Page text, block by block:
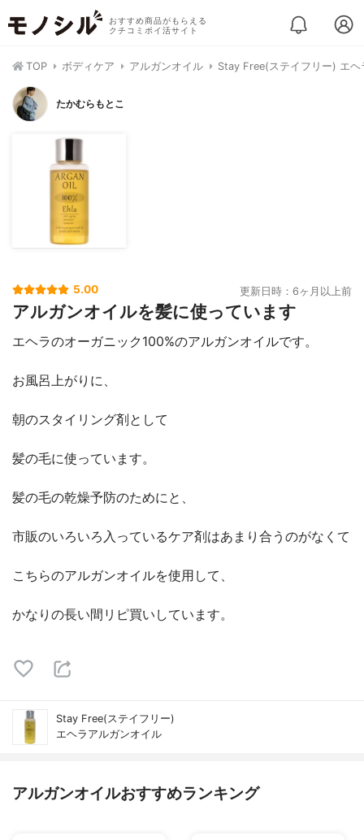
おすすめ商品がもらえる
クチコミポイ活サイト
TOP ボディケア アルガンオイル Stay Free(ステイフリー) エヘ
たかむらもとこ
5.00 更新日時：6ヶ月以上前
アルガンオイルを髪に使っています
エヘラのオーガニック100%のアルガンオイルです。
お風呂上がりに、
朝のスタイリング剤として
髪の毛に使っています。
髪の毛の乾燥予防のためにと、
市販のいろいろ入っているケア剤はあまり合うのがなくて
こちらのアルガンオイルを使用して、
かなりの長い間リピ買いしています。
Stay Free(ステイフリー)
エヘラアルガンオイル
アルガンオイルおすすめランキング